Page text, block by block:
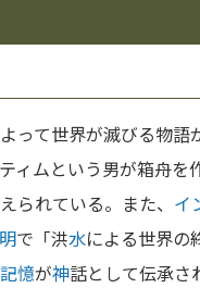
って世界が滅びる物語
ィムという男が箱舟を
られている。また、 イ
明で「洪水による世界の
記憶が神話として伝承さ